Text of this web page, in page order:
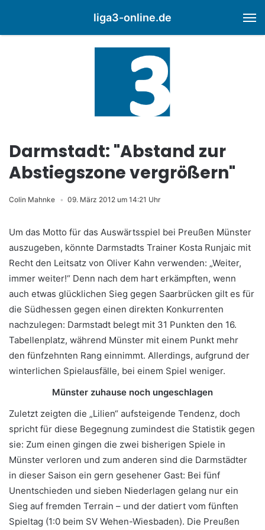
liga3-online.de
Darmstadt: "Abstand zur
Abstiegszone vergrößern"
Colin Mahnke 09. März 2012 um 14:21 Uhr
Um das Motto für das Auswärtsspiel bei Preußen Münster
auszugeben, könnte Darmstadts Trainer Kosta Runjaic mit
Recht den Leitsatz von Oliver Kahn verwenden: „Weiter,
immer weiter!“ Denn nach dem hart erkämpften, wenn
auch etwas glücklichen Sieg gegen Saarbrücken gilt es für
die Südhessen gegen einen direkten Konkurrenten
nachzulegen: Darmstadt belegt mit 31 Punkten den 16.
Tabellenplatz, während Münster mit einem Punkt mehr
den fünfzehnten Rang einnimmt. Allerdings, aufgrund der
winterlichen Spielausfälle, bei einem Spiel weniger.
Münster zuhause noch ungeschlagen
Zuletzt zeigten die „Lilien“ aufsteigende Tendenz, doch
spricht für diese Begegnung zumindest die Statistik gegen
sie: Zum einen gingen die zwei bisherigen Spiele in
Münster verloren und zum anderen sind die Darmstädter
in dieser Saison ein gern gesehener Gast: Bei fünf
Unentschieden und sieben Niederlagen gelang nur ein
Sieg auf fremden Terrain – und der datiert vom fünften
Spieltag (1:0 beim SV Wehen-Wiesbaden). Die Preußen